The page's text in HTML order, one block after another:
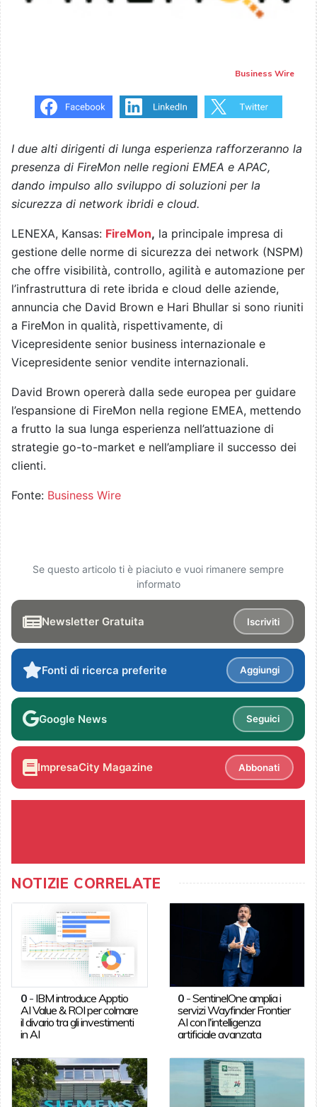
Business Wire
I due alti dirigenti di lunga esperienza rafforzeranno la
presenza di FireMon nelle regioni EMEA e APAC,
dando impulso allo sviluppo di soluzioni per la
sicurezza di network ibridi e cloud.
LENEXA, Kansas: FireMon, la principale impresa di
gestione delle norme di sicurezza dei network (NSPM)
che offre visibilità, controllo, agilità e automazione per
l’infrastruttura di rete ibrida e cloud delle aziende,
annuncia che David Brown e Hari Bhullar si sono riuniti
a FireMon in qualità, rispettivamente, di
Vicepresidente senior business internazionale e
Vicepresidente senior vendite internazionali.
David Brown opererà dalla sede europea per guidare
l’espansione di FireMon nella regione EMEA, mettendo
a frutto la sua lunga esperienza nell’attuazione di
strategie go-to-market e nell’ampliare il successo dei
clienti.
Fonte: Business Wire
Se questo articolo ti è piaciuto e vuoi rimanere sempre
informato
Newsletter Gratuita Iscriviti
Fonti di ricerca preferite Aggiungi
Google News Seguici
ImpresaCity Magazine Abbonati
NOTIZIE CORRELATE
0- IBM introduce Apptio
AI Value & ROI per colmare
il divario tra gli investimenti
in AI
0 -SentinelOne amplia i
servizi Wayfinder Frontier
AI con l'intelligenza
artificiale avanzata